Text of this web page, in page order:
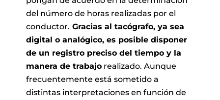
del número de horas realizadas por el
conductor. Gracias al tacógrafo, ya sea
digital o analógico, es posible disponer
de un registro preciso del tiempo y la
manera de trabajorealizado. Aunque
frecuentemente está sometido a
distintas interpretaciones en función de